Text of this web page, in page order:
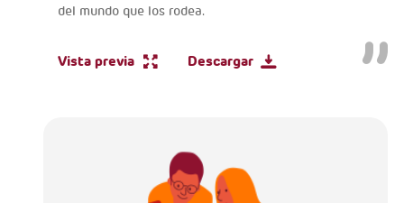
del mundo que los rodea.
Vista previa Descargar